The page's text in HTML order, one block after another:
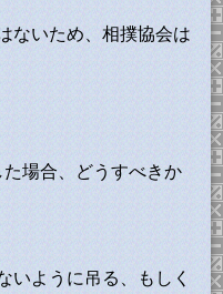
ないため、相撲協会は
場合、どうすべきか
ように吊る、もしく